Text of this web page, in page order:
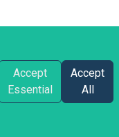
Accept
Essential
Accept
All